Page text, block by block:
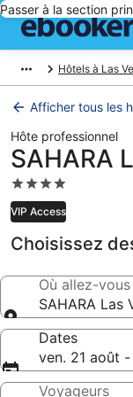
Passer à la section
Hôtels à Las
Afficher tous les
Hôte professionnel
SAHARA
Hébergement
4.0 étoiles
VIP Access
Choisissez
Où allez-vous
SAHARA Las
Dates
ven. 21 août
Voyageurs